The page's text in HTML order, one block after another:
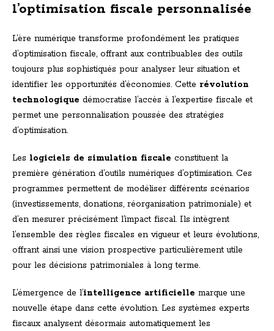
l’optimisation fiscale personnalisée
L’ère numérique transforme profondément les pratiques
d’optimisation fiscale, offrant aux contribuables des outils
toujours plus sophistiqués pour analyser leur situation et
identifier les opportunités d’économies. Cette révolution
technologique démocratise l’accès à l’expertise fiscale et
permet une personnalisation poussée des stratégies
d’optimisation.
Les logiciels de simulation fiscale constituent la
première génération d’outils numériques d’optimisation. Ces
programmes permettent de modéliser différents scénarios
(investissements, donations, réorganisation patrimoniale) et
d’en mesurer précisément l’impact fiscal. Ils intègrent
l’ensemble des règles fiscales en vigueur et leurs évolutions,
offrant ainsi une vision prospective particulièrement utile
pour les décisions patrimoniales à long terme.
L’émergence de l’intelligence artificielle marque une
nouvelle étape dans cette évolution. Les systèmes experts
fiscaux analysent désormais automatiquement les